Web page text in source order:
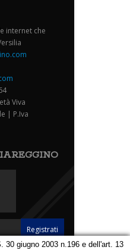
internet che
Viva
| P.Iva
30 giugno 2003 n.196 e dell'art. 13